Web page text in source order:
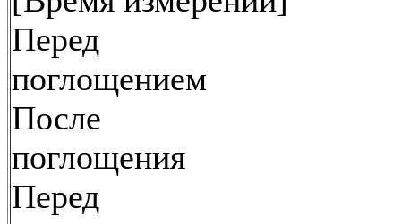
Перед
поглощением
После
поглощения
Перед